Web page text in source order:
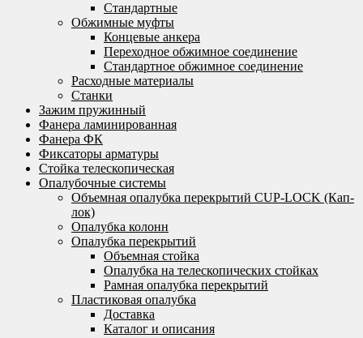
Стандартные
Обжимные муфты
Концевые анкера
Переходное обжимное соединение
Стандартное обжимное соединение
Расходные материалы
Станки
Зажим пружинный
Фанера ламинированная
Фанера ФК
Фиксаторы арматуры
Стойка телескопическая
Опалубочные системы
Объемная опалубка перекрытий CUP-LOCK (Кап-
лок)
Опалубка колонн
Опалубка перекрытий
Объемная стойка
Опалубка на телескопических стойках
Рамная опалубка перекрытий
Пластиковая опалубка
Доставка
Каталог и описания